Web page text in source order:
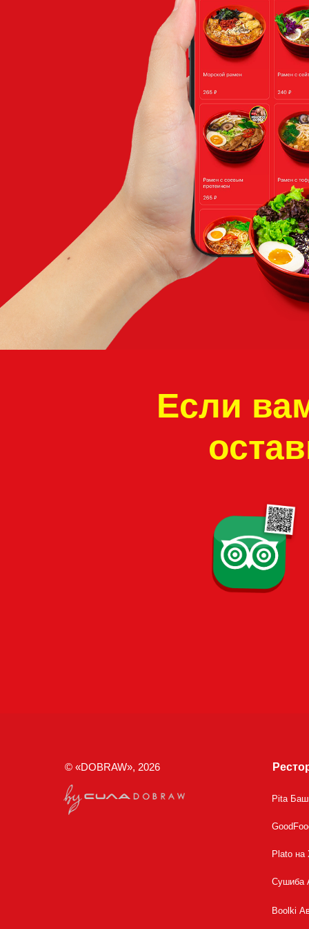
Если вам
© «DOBRAW», 2026
Pita
Plato на
Сушиба
Boolki